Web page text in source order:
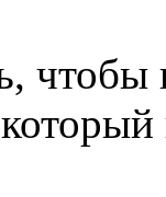
чтобы